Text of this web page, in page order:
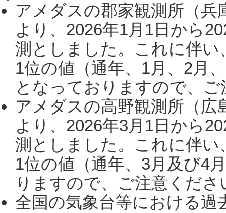
アメダスの郡家観測所（
より、2026年1月1日から
測としました。これに伴い
1位の値（通年、1月、2月
となっておりますので、
アメダスの高野観測所（
より、2026年3月1日から
測としました。これに伴い
1位の値（通年、3月及び4
りますので、ご注意くだ
全国の気象台等における過